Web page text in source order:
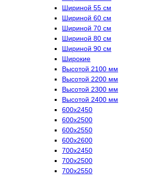
Шириной 55 см
Шириной 60 см
Шириной 70 см
Шириной 80 см
Шириной 90 см
Широкие
Высотой 2100 мм
Высотой 2200 мм
Высотой 2300 мм
Высотой 2400 мм
600х2450
600х2500
600х2550
600х2600
700х2450
700х2500
700х2550